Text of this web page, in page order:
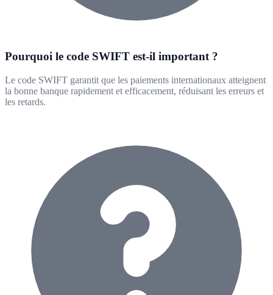
Pourquoi le code SWIFT est-il important ?
Le code SWIFT garantit que les paiements internationaux atteignent
la bonne banque rapidement et efficacement, réduisant les erreurs et
les retards.